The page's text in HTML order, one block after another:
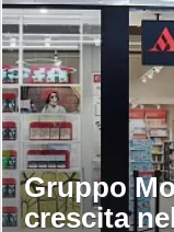
Gruppo
crescita